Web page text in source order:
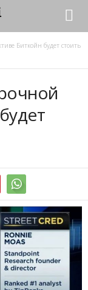
Биткойн будет стоить